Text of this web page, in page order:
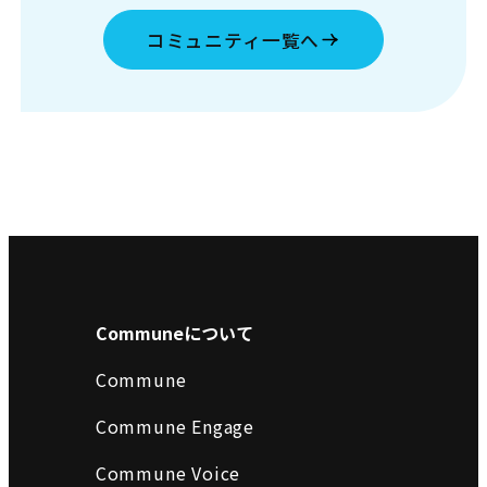
コミュニティ一覧へ
Communeについて
Commune
Commune Engage
Commune Voice